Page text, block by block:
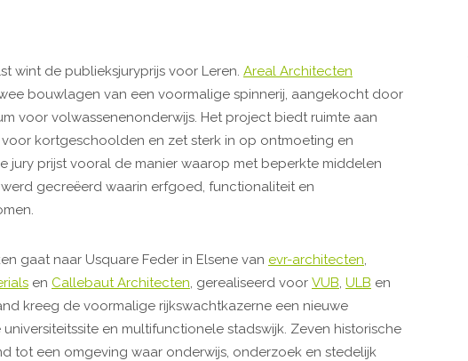
wint de publieksjuryprijs voor Leren. Areal Architecten
bouwlagen van een voormalige spinnerij, aangekocht door
voor volwassenenonderwijs. Het project biedt ruimte aan
kortgeschoolden en zet sterk in op ontmoeting en
jury prijst vooral de manier waarop met beperkte middelen
gecreëerd waarin erfgoed, functionaliteit en
gaat naar Usquare Feder in Elsene van evr-architecten,
en Callebaut Architecten, gerealiseerd voor VUB, ULB en
kreeg de voormalige rijkswachtkazerne een nieuwe
en multifunctionele stadswijk. Zeven historische
tot een omgeving waar onderwijs, onderzoek en stedelijk